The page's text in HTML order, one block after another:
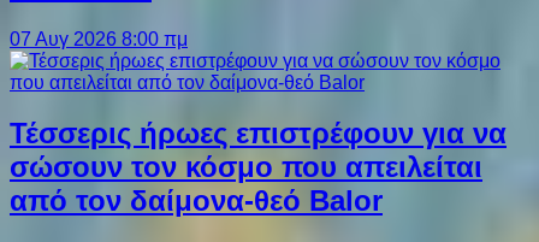
07 Αυγ 2026 8:00 πμ
Τέσσερις ήρωες επιστρέφουν για να
σώσουν τον κόσμο που απειλείται
από τον δαίμονα-θεό Balor